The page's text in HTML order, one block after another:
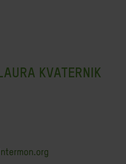
KVATERNIK